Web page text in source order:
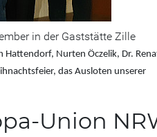
in der Gaststätte Zille
Hattendorf, Nurten Öczelik, Dr.
das Ausloten unserer
Union